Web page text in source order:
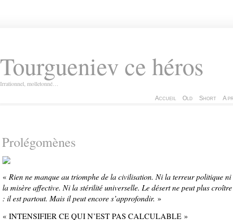
Tourgueniev ce héros
Irrationnel, molletonné…
Accueil Old Short A
Prolégomènes
« Rien ne manque au triomphe de la civilisation. Ni la terreur politique ni
la misère affective. Ni la stérilité universelle. Le désert ne peut plus croître
: il est partout. Mais il peut encore s’approfondir. »
« INTENSIFIER CE QUI N’EST PAS CALCULABLE »